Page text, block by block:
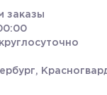
заказы